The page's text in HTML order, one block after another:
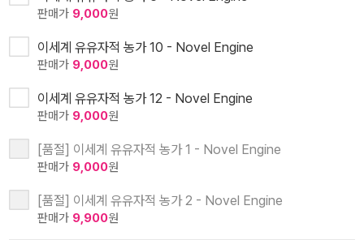
판매가 9,000원
이세계 유유자적 농가 10 - Novel Engine
판매가 9,000원
이세계 유유자적 농가 12 - Novel Engine
판매가 9,000원
[품절] 이세계 유유자적 농가 1 - Novel Engine
판매가 9,000원
[품절] 이세계 유유자적 농가 2 - Novel Engine
판매가 9,900원